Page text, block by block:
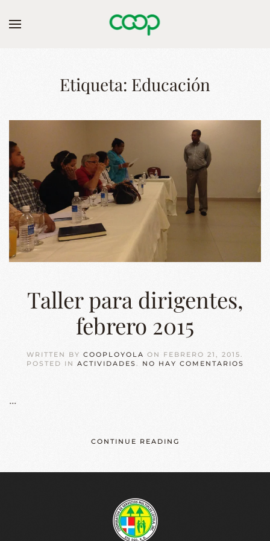
Skip to main content
Etiqueta: Educación
Taller para dirigentes,
febrero 2015
WRITTEN BY COOPLOYOLA ON FEBRERO 21, 2015.
POSTED IN ACTIVIDADES. NO HAY COMENTARIOS
...
CONTINUE READING